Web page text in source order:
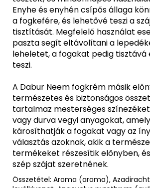
Enyhe és enyhén csípős állaga
a fogkefére, és lehetővé teszi a
tisztítását. Megfelelő használat
paszta segít eltávolítani a
leheletet, a fogakat pedig tisztává
teszi.
A Dabur Neem fogkrém másik
természetes és biztonságos
tartalmaz mesterséges
vagy durva vegyi anyagokat,
károsíthatják a fogakat vagy az
választás azoknak, akik a
termékeket részesítik előnyben,
szép szájat szeretnének.
Összetétel: Aroma (aroma),